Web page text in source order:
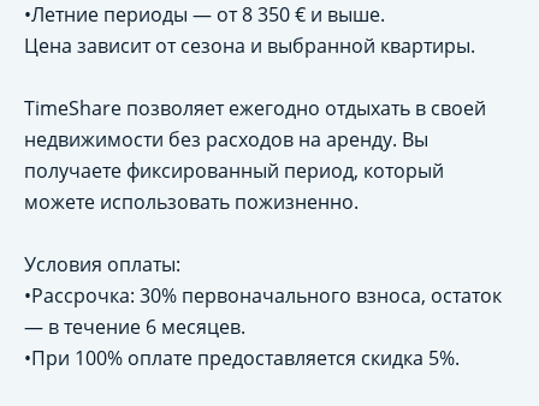
•Летние периоды — от 8 350 € и выше.
Цена зависит от сезона и выбранной квартиры.
TimeShare позволяет ежегодно отдыхать в своей
недвижимости без расходов на аренду. Вы
получаете фиксированный период, который
можете использовать пожизненно.
Условия оплаты:
•Рассрочка: 30% первоначального взноса, остаток
— в течение 6 месяцев.
•При 100% оплате предоставляется скидка 5%.